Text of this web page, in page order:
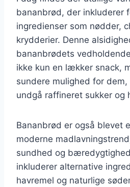
bananbrød, der inkluderer
ingredienser som nødder,
krydderier. Denne
bananbrødets
ikke kun en lækker snack,
sundere mulighed for
undgå raffineret sukker og
Bananbrød er også blevet
moderne
sundhed og
inkluderer alternative
havremel og naturlige